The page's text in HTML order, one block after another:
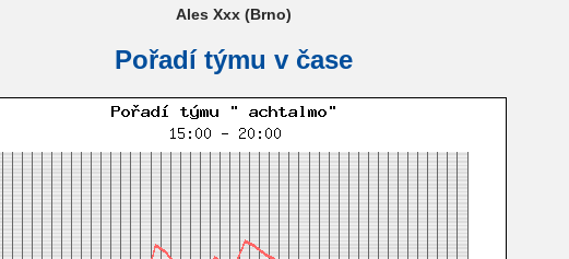
Ales Xxx (Brno)
Pořadí týmu v čase